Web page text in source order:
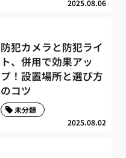
2025.08.06
防犯カメラと防犯ライ
ト、併用で効果アッ
プ！設置場所と選び方
のコツ
2025.08.02
未分類